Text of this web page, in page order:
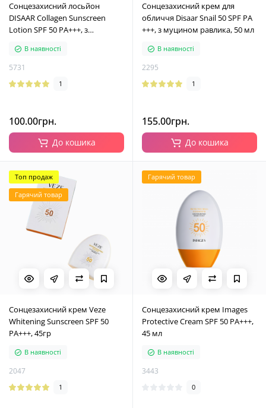
Сонцезахисний лосьйон
DISAAR Collagen Sunscreen
Lotion SPF 50 PA+++, з
В наявності
5731
1
100.00грн.
До кошика
Сонцезахисний крем для
обличчя Disaar Snail 50 SPF PA
+++, з муцином равлика, 50 мл
В наявності
2295
1
155.00грн.
До кошика
Топ продаж
Гарячий товар
Сонцезахисний крем Veze
Whitening Sunscreen SPF 50
PA+++, 45гр
В наявності
2047
1
Гарячий товар
Сонцезахисний крем Images
Protective Cream SPF 50 PA+++,
45 мл
В наявності
3443
0